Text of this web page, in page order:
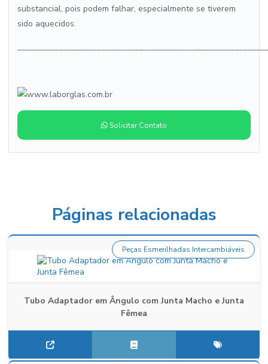
substancial, pois podem falhar, especialmente se tiverem
sido aquecidos.
Solicitar Contato
Páginas relacionadas
Tubo Adaptador em Ângulo com Junta Macho e Junta
Fêmea
Peças Esmerilhadas Intercambiáveis